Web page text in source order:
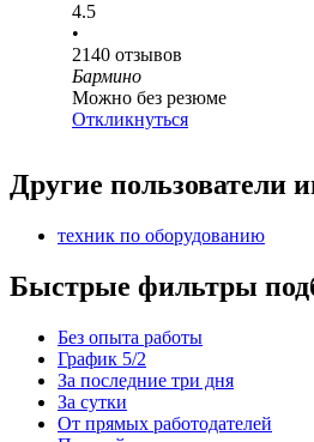
4.5
•
2140 отзывов
Бармино
Можно без резюме
Откликнуться
Другие пользователи
техник по оборудованию
Быстрые фильтры
Без опыта работы
График 5/2
За последние три дня
За сутки
От прямых работодателей